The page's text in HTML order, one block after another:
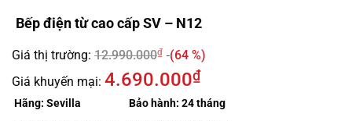
Bếp điện từ cao cấp SV – N12
Giá thị trường: 12.990.000₫
(64 %)
Giá khuyến mại: 4.690.000₫
Hãng: Sevilla
Bảo hành: 24 tháng